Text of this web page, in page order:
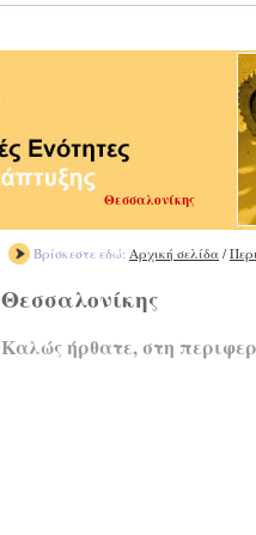
Θεσσαλονίκης
Βρίσκεστε εδώ: Αρχική σελίδα /
Θεσσαλονίκης
Καλώς ήρθατε, στη